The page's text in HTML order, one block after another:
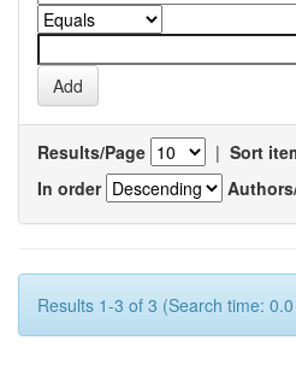
Results/Page | Sort
In order
Results 1-3 of 3 (Search time: